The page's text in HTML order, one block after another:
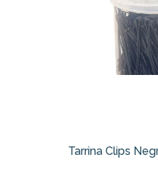
Tarrina Clips